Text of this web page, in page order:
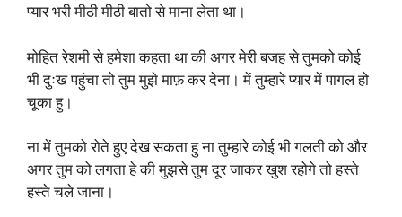
प्यार भरी मीठी मीठी बातो से माना लेता था।
मोहित रेशमी से हमेशा कहता था की अगर मेरी बजह से तुमको कोई
भी दुःख पहुंचा तो तुम मुझे माफ़ कर देना। में तुम्हारे प्यार में पागल हो
चूका हु।
ना में तुमको रोते हुए देख सकता हु ना तुम्हारे कोई भी गलती को और
अगर तुम को लगता हे की मुझसे तुम दूर जाकर खुश रहोगे तो हस्ते
हस्ते चले जाना।